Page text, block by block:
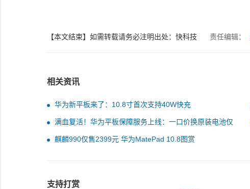
【本文结束】如需转载请务必注明出处：快科技 责任编辑：
相关资讯
华为新平板来了：10.8寸首次支持40W快充
满血复活！华为平板保障服务上线：一口价换原装电池仅
129元起
麒麟990仅售2399元 华为MatePad 10.8图赏
支持打赏